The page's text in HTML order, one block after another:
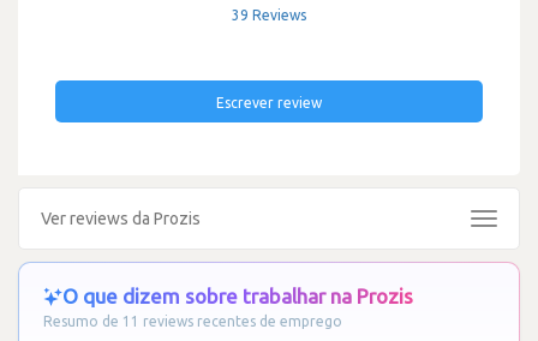
39 Reviews
Escrever review
Ver reviews da Prozis
Toggle
O que dizem sobre trabalhar na Prozis
Resumo de 11 reviews recentes de emprego